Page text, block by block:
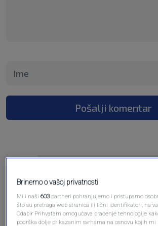
Pošalji komentar
Oglas
Brinemo o vašoj privatnosti
Mi i naši603 partneri pohranjujemo i pristupamo
što su pretraga web stranica ili lični identifikatori, na
Odabir Prihvatam omogućava praćenje tehnologije
podrška dolje prikazanim svrhama na osnovu kojih